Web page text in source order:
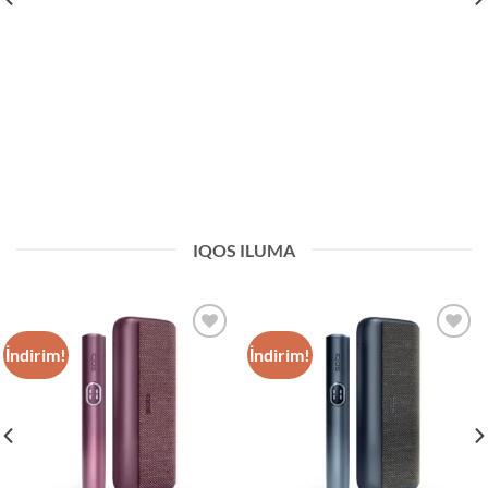
IQOS ILUMA
İndirim! İndirim!